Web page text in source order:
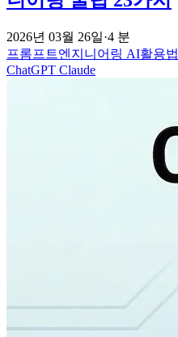
2026년 03월 26일·4 분
프롬프트엔지니어링 AI활용법
ChatGPT Claude